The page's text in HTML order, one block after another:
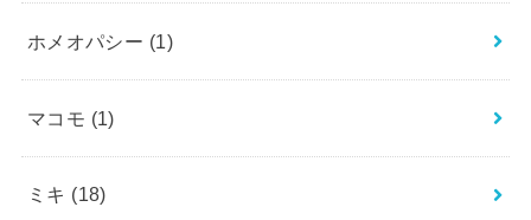
ホメオパシー (1)
マコモ (1)
ミキ (18)